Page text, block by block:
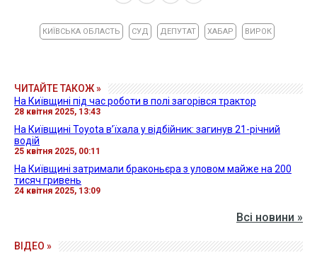
КИЇВСЬКА ОБЛАСТЬ СУД ДЕПУТАТ ХАБАР ВИРОК
ЧИТАЙТЕ ТАКОЖ »
На Київщині під час роботи в полі загорівся трактор
28 квітня 2025, 13:43
На Київщині Toyota вʼїхала у відбійник: загинув 21-річний
водій
25 квітня 2025, 00:11
На Київщині затримали браконьєра з уловом майже на 200
тисяч гривень
24 квітня 2025, 13:09
Всі новини »
ВІДЕО »